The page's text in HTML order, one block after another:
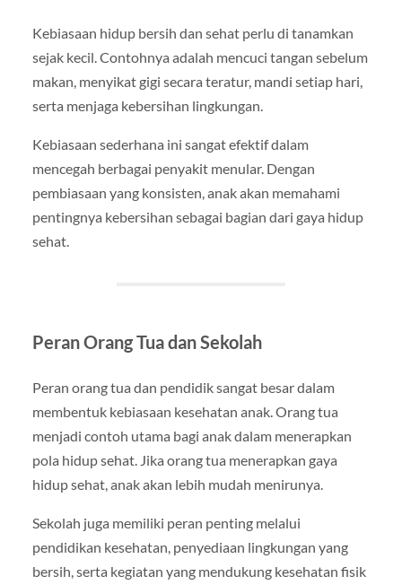
Kebiasaan hidup bersih dan sehat perlu di tanamkan
sejak kecil. Contohnya adalah mencuci tangan sebelum
makan, menyikat gigi secara teratur, mandi setiap hari,
serta menjaga kebersihan lingkungan.
Kebiasaan sederhana ini sangat efektif dalam
mencegah berbagai penyakit menular. Dengan
pembiasaan yang konsisten, anak akan memahami
pentingnya kebersihan sebagai bagian dari gaya hidup
sehat.
Peran Orang Tua dan Sekolah
Peran orang tua dan pendidik sangat besar dalam
membentuk kebiasaan kesehatan anak. Orang tua
menjadi contoh utama bagi anak dalam menerapkan
pola hidup sehat. Jika orang tua menerapkan gaya
hidup sehat, anak akan lebih mudah menirunya.
Sekolah juga memiliki peran penting melalui
pendidikan kesehatan, penyediaan lingkungan yang
bersih, serta kegiatan yang mendukung kesehatan fisik